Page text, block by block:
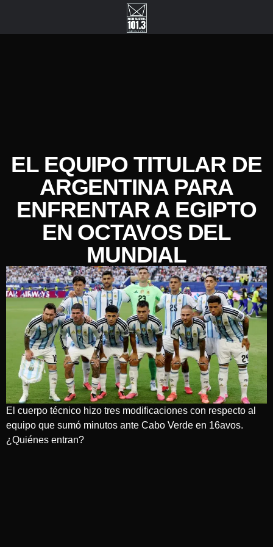
EL EQUIPO TITULAR DE
ARGENTINA PARA
ENFRENTAR A EGIPTO
EN OCTAVOS DEL
MUNDIAL
El cuerpo técnico hizo tres modificaciones con respecto al
equipo que sumó minutos ante Cabo Verde en 16avos.
¿Quiénes entran?